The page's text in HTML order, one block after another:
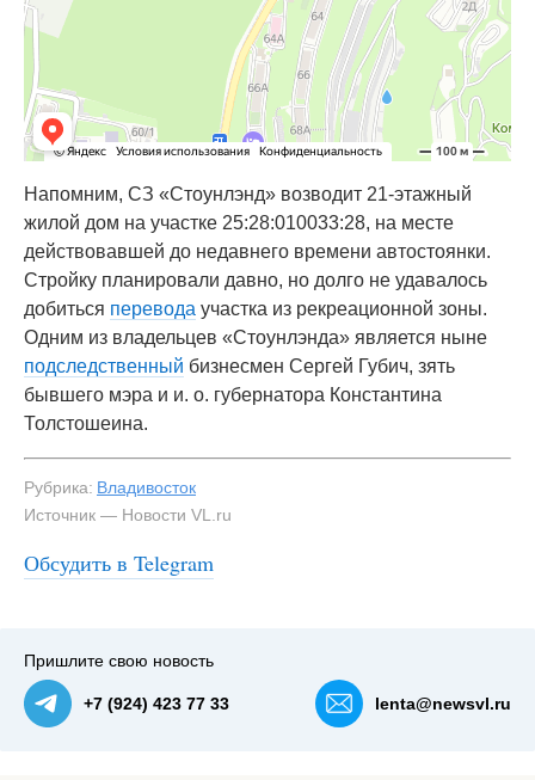
Напомним, СЗ «Стоунлэнд» возводит 21-этажный
жилой дом на участке 25:28:010033:28, на месте
действовавшей до недавнего времени автостоянки.
Стройку планировали давно, но долго не удавалось
добиться перевода участка из рекреационной зоны.
Одним из владельцев «Стоунлэнда» является ныне
подследственный бизнесмен Сергей Губич, зять
бывшего мэра и и. о. губернатора Константина
Толстошеина.
Рубрика: Владивосток
Источник — Новости VL.ru
Обсудить в Telegram
#3
Пришлите свою новость
+7 (924) 423 77 33 lenta@newsvl.ru